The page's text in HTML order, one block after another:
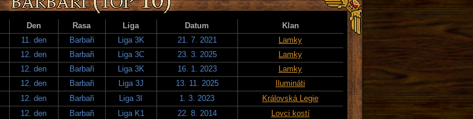
Den Rasa Liga Datum
Klan
11. den Barbaři Liga 3K 21. 7. 2021
Lamky
12. den Barbaři Liga 3C 23. 3. 2025
Lamky
12. den Barbaři Liga 3K 16. 1. 2023
Lamky
12. den Barbaři Liga 3J 13. 11. 2025
Ilumináti
12. den Barbaři Liga 3I 1. 3. 2023
Královská Legie
12. den Barbaři Liga K1 22. 8. 2014
Lovci kostí